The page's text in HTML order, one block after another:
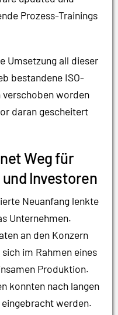
Prozess-Trainings
Umsetzung all dieser
bestandene ISO-
worden
daran gescheitert
Weg für
Investoren
Neuanfang lenkte
Unternehmen.
an den Konzern
im Rahmen eines
Produktion.
konnten nach langen
werden.